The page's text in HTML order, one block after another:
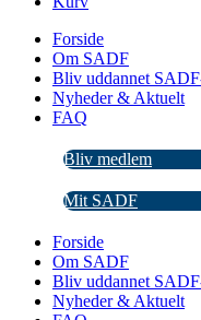
Forside
Om SADF
Bliv uddannet
Nyheder & Aktuelt
FAQ
Bliv medlem
Mit SADF
Forside
Om SADF
Bliv uddannet
Nyheder & Aktuelt